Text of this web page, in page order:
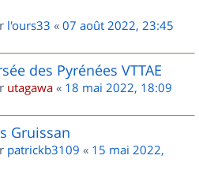
l'ours33 « 07 août 2022, 23:45
des Pyrénées VTTAE
utagawa « 18 mai 2022, 18:09
Gruissan
patrickb3109 « 15 mai 2022,